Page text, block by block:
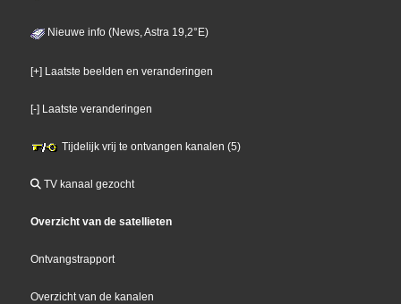
Nieuwe info (News, Astra 19,2°E)
[+] Laatste beelden en veranderingen
[-] Laatste veranderingen
Tijdelijk vrij te ontvangen kanalen (5)
TV kanaal gezocht
Overzicht van de satellieten
Ontvangstrapport
Overzicht van de kanalen